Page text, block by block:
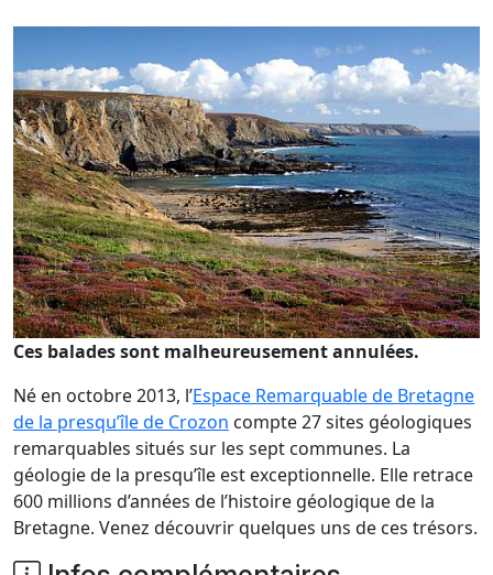
Ces balades sont malheureusement annulées.
Né en octobre 2013, l’Espace Remarquable de Bretagne
de la presqu’île de Crozon compte 27 sites géologiques
remarquables situés sur les sept communes. La
géologie de la presqu’île est exceptionnelle. Elle retrace
600 millions d’années de l’histoire géologique de la
Bretagne. Venez découvrir quelques uns de ces trésors.